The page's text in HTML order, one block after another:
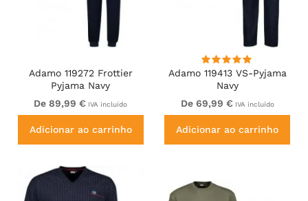
Adamo 119272 Frottier
Pyjama Navy
De 89,99 € IVA incluído
Adicionar ao carrinho
Adamo 119413 VS-Pyjama
Navy
De 69,99 € IVA incluído
Adicionar ao carrinho